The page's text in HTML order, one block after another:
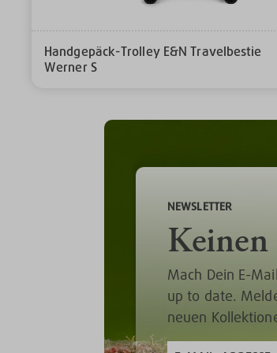
Handgepäck-Trolley E&N Travelbestie
Werner S
NEWSLETTER
Keinen
Mach Dein E-
up to date.
neuen